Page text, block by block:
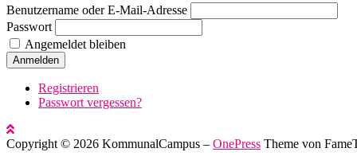
Benutzername oder E-Mail-Adresse
Passwort
Angemeldet bleiben
Anmelden
Registrieren
Passwort vergessen?
Copyright © 2026 KommunalCampus – OnePress Theme von